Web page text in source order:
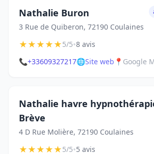
Nathalie Buron
3 Rue de Quiberon, 72190 Coulaines
★★★★★5/5•8 avis
📞+33609327217🌐Site web 📍 Google
Nathalie havre
Brève
4 D Rue Molière, 72190 Coulaines
★★★★★5/5•5 avis